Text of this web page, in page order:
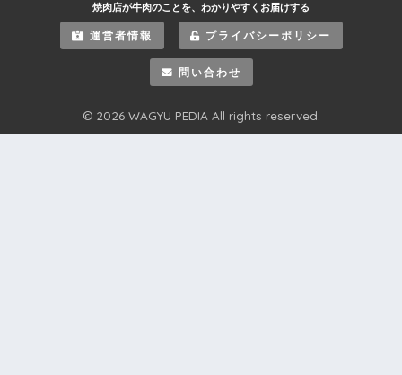
焼肉店が牛肉のことを、わかりやすくお届けする
運営者情報 プライバシーポリシー
問い合わせ
© 2026 WAGYU PEDIA All rights reserved.